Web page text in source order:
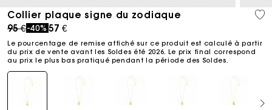
Collier plaque signe du zodiaque
Price reduced from
95 €to
-40% 57 €
Le pourcentage de remise affiché sur ce produit est calculé à partir
du prix de vente avant les Soldes été 2026. Le prix final correspond
au prix le plus bas pratiqué pendant la période des Soldes.​